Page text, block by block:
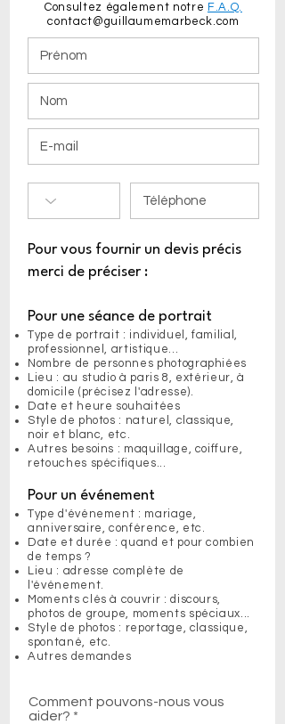
Consultez également notre F.A.Q.
contact@guillaumemarbeck.com
Pour vous fournir un devis précis
merci de préciser :
Pour une séance de portrait
Type de portrait : individuel, familial,
professionnel, artistique...
Nombre de personnes photographiées
Lieu : au studio à paris 8, extérieur, à
domicile (précisez l'adresse).
Date et heure souhaitées
Style de photos : naturel, classique,
noir et blanc, etc.
Autres besoins : maquillage, coiffure,
retouches spécifiques...
Pour un événement
Type d'événement : mariage,
anniversaire, conférence, etc.
Date et durée : quand et pour combien
de temps ?
Lieu : adresse complète de
l'événement.
Moments clés à couvrir : discours,
photos de groupe, moments spéciaux...
Style de photos : reportage, classique,
spontané, etc.
Autres demandes
Comment pouvons-nous vous
aider?